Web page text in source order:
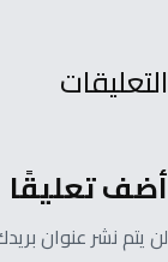
التعليقات
أضف تعليقًا
لن يتم نشر عنوان